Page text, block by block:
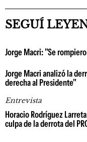
SEGUÍ
Jorge Macri: "Se
Jorge Macri analizó la
derecha al Presidente"
Entrevista
Horacio Rodríguez
culpa de la derrota del